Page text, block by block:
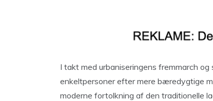
I takt med urbaniseringens fremmarch
enkeltpersoner efter mere bæredygtige
moderne fortolkning af den traditionelle